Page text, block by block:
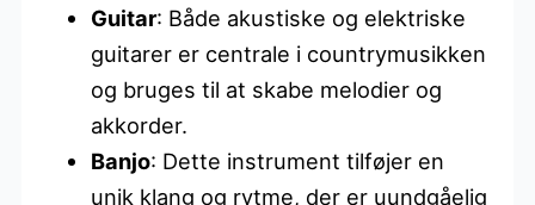
Guitar: Både akustiske og elektriske
guitarer er centrale i countrymusikken
og bruges til at skabe melodier og
akkorder.
Banjo: Dette instrument tilføjer en
unik klang og rytme, der er uundgåelig